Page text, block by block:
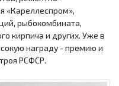
«Кареллеспром»,
рыбокомбината,
кирпича и других. Уже в
награду - премию и
РСФСР.